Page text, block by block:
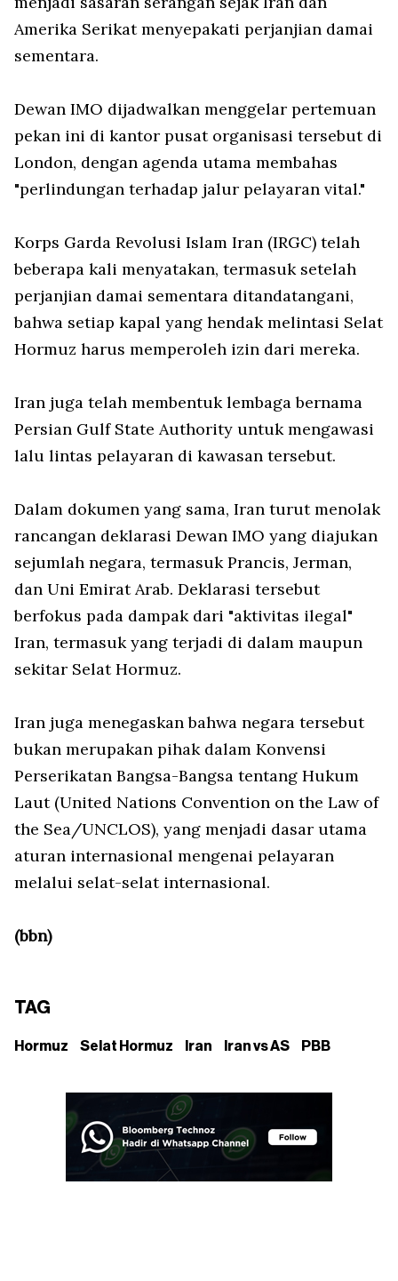
Amerika Serikat menyepakati perjanjian damai
sementara.
Dewan IMO dijadwalkan menggelar pertemuan
pekan ini di kantor pusat organisasi tersebut di
London, dengan agenda utama membahas
"perlindungan terhadap jalur pelayaran vital."
Korps Garda Revolusi Islam Iran (IRGC) telah
beberapa kali menyatakan, termasuk setelah
perjanjian damai sementara ditandatangani,
bahwa setiap kapal yang hendak melintasi Selat
Hormuz harus memperoleh izin dari mereka.
Iran juga telah membentuk lembaga bernama
Persian Gulf State Authority untuk mengawasi
lalu lintas pelayaran di kawasan tersebut.
Dalam dokumen yang sama, Iran turut menolak
rancangan deklarasi Dewan IMO yang diajukan
sejumlah negara, termasuk Prancis, Jerman,
dan Uni Emirat Arab. Deklarasi tersebut
berfokus pada dampak dari "aktivitas ilegal"
Iran, termasuk yang terjadi di dalam maupun
sekitar Selat Hormuz.
Iran juga menegaskan bahwa negara tersebut
bukan merupakan pihak dalam Konvensi
Perserikatan Bangsa-Bangsa tentang Hukum
Laut (United Nations Convention on the Law of
the Sea/UNCLOS), yang menjadi dasar utama
aturan internasional mengenai pelayaran
melalui selat-selat internasional.
(bbn)
TAG
Hormuz Selat Hormuz Iran Iran vs AS PBB